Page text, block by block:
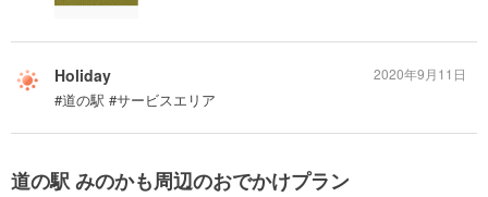
Holiday
#道の駅 #サービスエリア
2020年9月11日
道の駅 みのかも周辺のおでかけプラン